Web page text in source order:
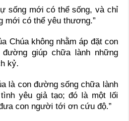
sống mới có thể sống, và chỉ
mới có thể yêu thương.”
Chúa không nhằm áp đặt con
giúp chữa lành những
kỷ.
là con đường sống chữa lành
yêu giả tạo; đó là một lối
con người tới ơn cứu độ.”